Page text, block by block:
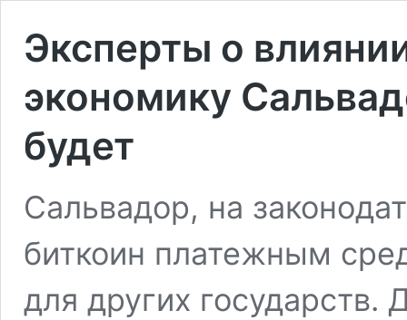
Эксперты о
экономику
будет
Сальвадор, на
биткоин платежным
для других государств.